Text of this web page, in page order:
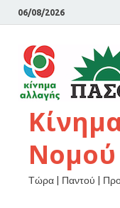
06/08/2026
Νομού
Τώρα | Παντού |